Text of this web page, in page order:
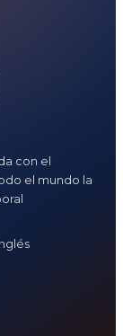
con el
el mundo la